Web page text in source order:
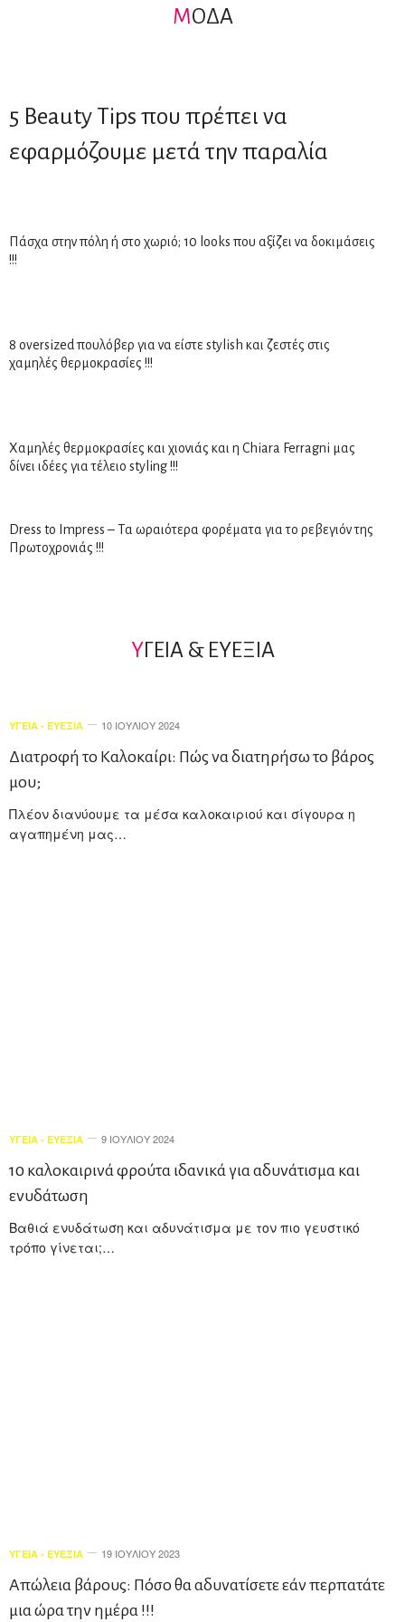
ΜΟΔΑ
5 Beauty Tips που πρέπει να
εφαρμόζουμε μετά την παραλία
Πάσχα στην πόλη ή στο χωριό; 10 looks που αξίζει να δοκιμάσεις
!!!
8 oversized πουλόβερ για να είστε stylish και ζεστές στις
χαμηλές θερμοκρασίες !!!
Χαμηλές θερμοκρασίες και χιονιάς και η Chiara Ferragni μας
δίνει ιδέες για τέλειο styling !!!
Dress to Impress – Tα ωραιότερα φορέματα για το ρεβεγιόν της
Πρωτοχρονιάς !!!
ΥΓΕΙΑ & ΕΥΕΞΙΑ
ΥΓΕΊΑ - ΕΥΕΞΊΑ 10 ΙΟΥΛΊΟΥ 2024
Διατροφή το Καλοκαίρι: Πώς να διατηρήσω το βάρος
μου;
Πλέον διανύουμε τα μέσα καλοκαιριού και σίγουρα η
αγαπημένη μας…
ΥΓΕΊΑ - ΕΥΕΞΊΑ 9 ΙΟΥΛΊΟΥ 2024
10 καλοκαιρινά φρούτα ιδανικά για αδυνάτισμα και
ενυδάτωση
Βαθιά ενυδάτωση και αδυνάτισμα με τον πιο γευστικό
τρόπο γίνεται;…
ΥΓΕΊΑ - ΕΥΕΞΊΑ 19 ΙΟΥΛΊΟΥ 2023
Απώλεια βάρους: Πόσο θα αδυνατίσετε εάν περπατάτε
μια ώρα την ημέρα !!!